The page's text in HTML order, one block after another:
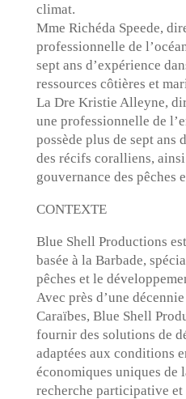
climat.
Mme Richéda Speede,
professionnelle de
sept ans d’expérience
ressources côtières et
La Dre Kristie Alleyne,
une professionnelle de
possède plus de sept ans
des récifs coralliens,
gouvernance des pêches
CONTEXTE
Blue Shell Productions
basée à la Barbade,
pêches et le
Avec près d’une
Caraïbes, Blue Shell
fournir des solutions de
adaptées aux conditions
économiques uniques de
recherche participative et